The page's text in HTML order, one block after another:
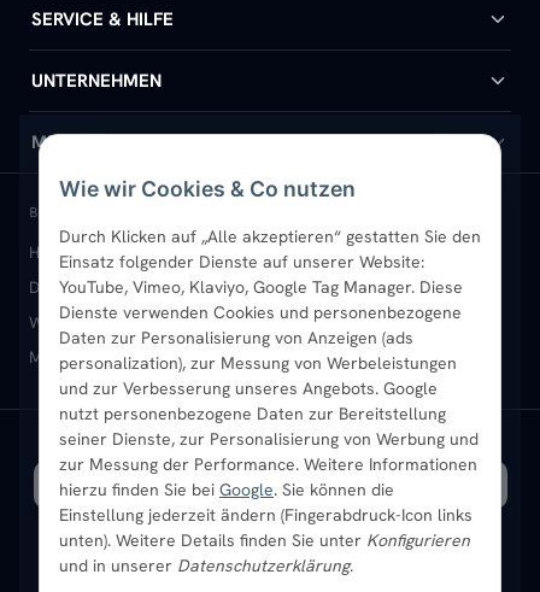
Wie wir Cookies & Co nutzen
Durch Klicken auf „Alle akzeptieren“ gestatten Sie den
Einsatz folgender Dienste auf unserer Website:
YouTube, Vimeo, Klaviyo, Google Tag Manager. Diese
Dienste verwenden Cookies und personenbezogene
Daten zur Personalisierung von Anzeigen (ads
personalization), zur Messung von Werbeleistungen
und zur Verbesserung unseres Angebots. Google
nutzt personenbezogene Daten zur Bereitstellung
seiner Dienste, zur Personalisierung von Werbung und
zur Messung der Performance. Weitere Informationen
hierzu finden Sie bei Google. Sie können die
Einstellung jederzeit ändern (Fingerabdruck-Icon links
unten). Weitere Details finden Sie unter Konfigurieren
und in unserer Datenschutzerklärung.
Badheizkörper
Handtuchheizkörper
Design-Heizkörper
Paneelheizkörper
Vertikal-Heizkörper
Heizkörper-Zubehör
SERVICE & HILFE
Hilfe & Kontakt
Versand & Lieferung
Rückgabe & Widerruf
Garantie & Gewährleistung
Montageservice vor Ort
Sendung verfolgen
UNTERNEHMEN
Wir über uns
Standort & Abholung Jüchen
B2B-Kunden
Karriere
Ratgeber
Bestpreisgarantie
MEIN KONTO
Anmelden / Mein Konto
Merkliste
Newsletter
Aktuelle Angebote
BELIEBTE KATEGORIEN
Heizkörper kaufen Badheizkörper
Handtuchheizkörper
Design-HeizkörperPaneelheizkörperVertikal-Heizkörper
Wandheizkörper Wohnraum-Heizkörper Badheizkörper Schwarz
Mischbetrieb-HeizkörperHeizkörper-ZubehörAktuelle Angebote
SICHERE ZAHLUNG VERSAND MIT